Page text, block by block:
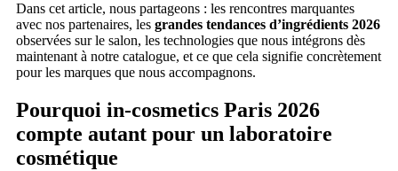
Dans cet article, nous partageons : les rencontres marquantes
avec nos partenaires, les grandes tendances d’ingrédients 2026
observées sur le salon, les technologies que nous intégrons dès
maintenant à notre catalogue, et ce que cela signifie concrètement
pour les marques que nous accompagnons.
Pourquoi in-cosmetics Paris 2026
compte autant pour un laboratoire
cosmétique